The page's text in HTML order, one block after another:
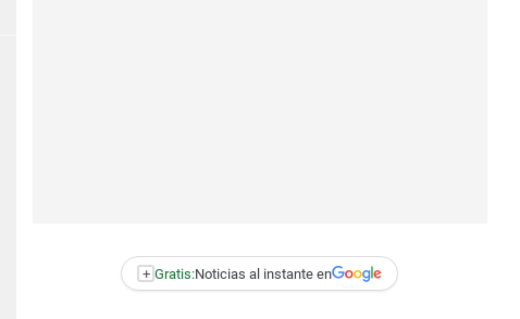
+ Gratis:Noticias al instante en